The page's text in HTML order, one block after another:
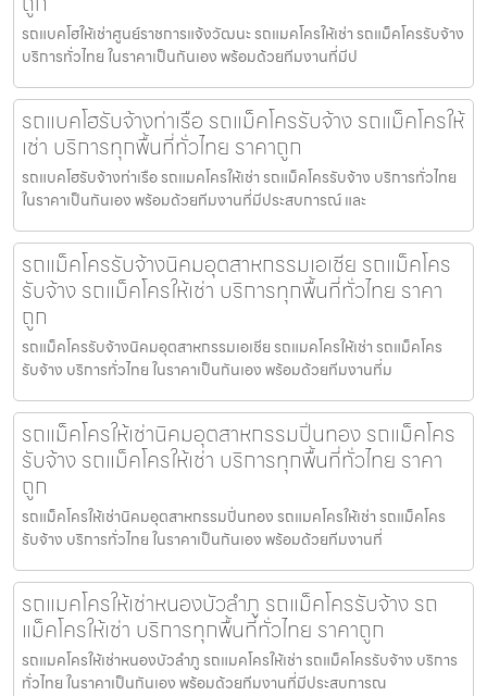
รถแบคโฮให้เช่าศูนย์ราชการแจ้งวัฒนะ รถแมคโครให้เช่า รถแม็คโครรับจ้าง
บริการทั่วไทย ในราคาเป็นกันเอง พร้อมด้วยทีมงานที่มีป
รถแบคโฮรับจ้างท่าเรือ รถแม็คโครรับจ้าง รถแม็คโครให้
เช่า บริการทุกพื้นที่ทั่วไทย ราคาถูก
รถแบคโฮรับจ้างท่าเรือ รถแมคโครให้เช่า รถแม็คโครรับจ้าง บริการทั่วไทย
ในราคาเป็นกันเอง พร้อมด้วยทีมงานที่มีประสบการณ์ และ
รถแม็คโครรับจ้างนิคมอุตสาหกรรมเอเชีย รถแม็คโคร
รับจ้าง รถแม็คโครให้เช่า บริการทุกพื้นที่ทั่วไทย ราคา
ถูก
รถแม็คโครรับจ้างนิคมอุตสาหกรรมเอเชีย รถแมคโครให้เช่า รถแม็คโคร
รับจ้าง บริการทั่วไทย ในราคาเป็นกันเอง พร้อมด้วยทีมงานที่ม
รถแม็คโครให้เช่านิคมอุตสาหกรรมปิ่นทอง รถแม็คโคร
รับจ้าง รถแม็คโครให้เช่า บริการทุกพื้นที่ทั่วไทย ราคา
ถูก
รถแม็คโครให้เช่านิคมอุตสาหกรรมปิ่นทอง รถแมคโครให้เช่า รถแม็คโคร
รับจ้าง บริการทั่วไทย ในราคาเป็นกันเอง พร้อมด้วยทีมงานที่
รถแมคโครให้เช่าหนองบัวลำภู รถแม็คโครรับจ้าง รถ
แม็คโครให้เช่า บริการทุกพื้นที่ทั่วไทย ราคาถูก
รถแมคโครให้เช่าหนองบัวลำภู รถแมคโครให้เช่า รถแม็คโครรับจ้าง บริการ
ทั่วไทย ในราคาเป็นกันเอง พร้อมด้วยทีมงานที่มีประสบการณ